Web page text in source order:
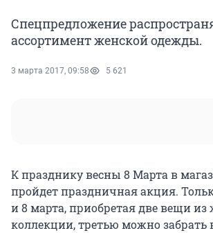
Спецпредложение
ассортимент женской одежды.
3 марта 2017, 09:58 5 621
К празднику весны 8 Марта в
пройдет праздничная акция.
и 8 марта, приобретая две вещи из
коллекции, третью можно забрать